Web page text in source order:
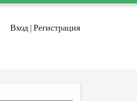
Вход | Регистрация